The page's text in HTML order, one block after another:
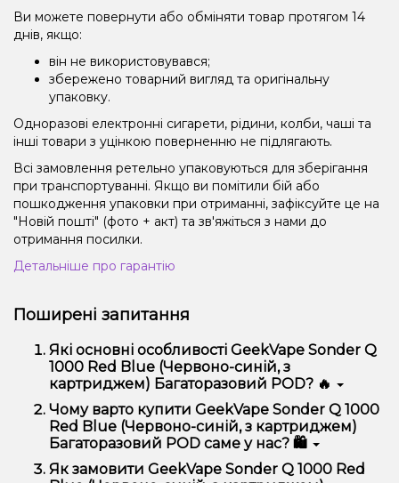
Ви можете повернути або обміняти товар протягом 14
днів, якщо:
він не використовувався;
збережено товарний вигляд та оригінальну
упаковку.
Одноразові електронні сигарети, рідини, колби, чаші та
інші товари з уцінкою поверненню не підлягають.
Всі замовлення ретельно упаковуються для зберігання
при транспортуванні. Якщо ви помітили бій або
пошкодження упаковки при отриманні, зафіксуйте це на
"Новій пошті" (фото + акт) та зв'яжіться з нами до
отримання посилки.
Детальніше про гарантію
Поширені запитання
Які основні особливості GeekVape Sonder Q
1000 Red Blue (Червоно-синій, з
картриджем) Багаторазовий POD? 🔥
GeekVape Sonder Q 1000 Red Blue (Червоно-синій,
з картриджем) Багаторазовий POD відрізняється
високою якістю, зручністю використання та
надійністю.
Чому варто купити GeekVape Sonder Q 1000
Red Blue (Червоно-синій, з картриджем)
Багаторазовий POD саме у нас? 🛍️
Ми пропонуємо тільки оригінальну продукцію,
Як замовити GeekVape Sonder Q 1000 Red